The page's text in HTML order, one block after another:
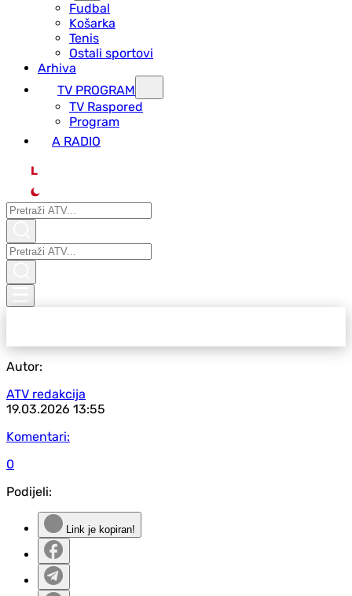
Fudbal
Košarka
Tenis
Ostali sportovi
Arhiva
TV PROGRAM
ТV Raspored
Program
A RADIO
L
Autor:
ATV redakcija
19.03.2026 13:55
Komentari:
0
Podijeli:
Link je kopiran!